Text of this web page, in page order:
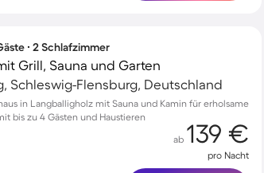
∙ 2 Schlafzimmer
Grill, Sauna und Garten
Schleswig-Flensburg, Deutschland
in Langballigholz mit Sauna und Kamin für erholsame
bis zu 4 Gästen und Haustieren
ab 139 €
pro Nacht